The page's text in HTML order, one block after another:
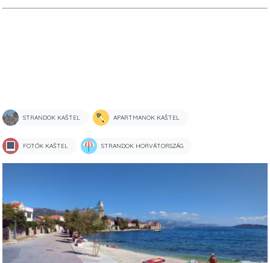
STRANDOK KAŠTEL APARTMANOK KAŠTEL
FOTÓK KAŠTEL STRANDOK HORVÁTORSZÁG